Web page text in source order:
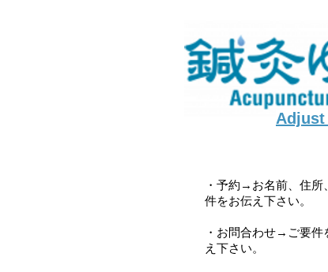
・予約→お名前、住所
件をお伝え下さい。
・お問合わせ→ご要件
え下さい。